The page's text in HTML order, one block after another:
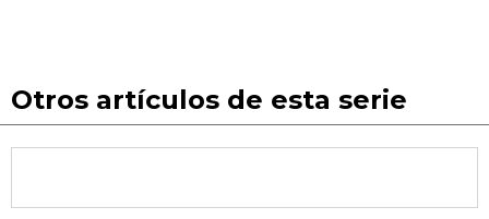
Otros artículos de esta serie